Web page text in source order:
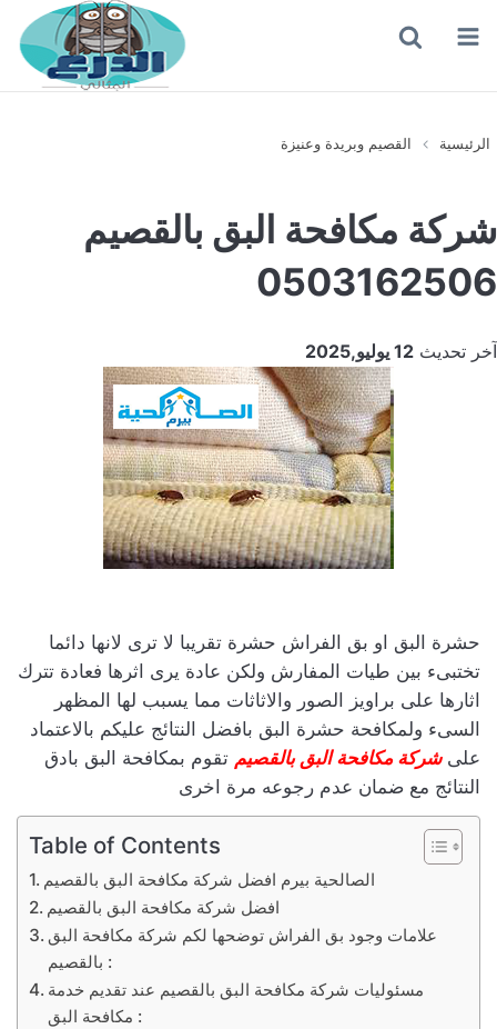
القائمة
الرئيسية القصيم وبريدة وعنيزة
شركة مكافحة البق بالقصيم
0503162506
آخر تحديث 12 يوليو,2025
حشرة البق او بق الفراش حشرة تقريبا لا ترى لانها دائما
تختبىء بين طيات المفارش ولكن عادة يرى اثرها فعادة تترك
اثارها على براويز الصور والاثاثات مما يسبب لها المظهر
السىء ولمكافحة حشرة البق بافضل النتائج عليكم بالاعتماد
علىشركة مكافحة البق بالقصيم تقوم بمكافحة البق بادق
النتائج مع ضمان عدم رجوعه مرة اخرى
Table of Contents
الصالحية بيرم افضل شركة مكافحة البق بالقصيم
علامات وجود بق الفراش توضحها لكم شركة مكافحة البق
بالقصيم :
مسئوليات شركة مكافحة البق بالقصيم عند تقديم خدمة
مكافحة البق :